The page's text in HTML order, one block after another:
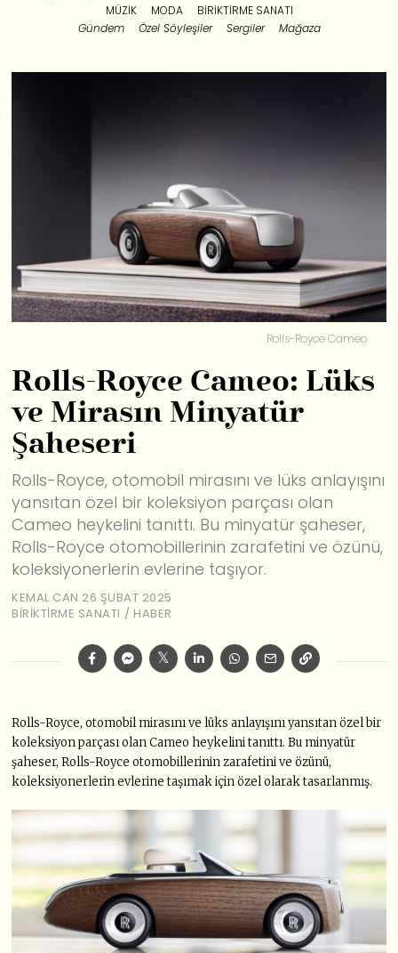
MÜZIK
MODA
BIRIKTIRME SANATI
Gündem
Özel Söyleşiler Sergiler Mağaza
Rolls-Royce Cameo
Rolls-Royce Cameo: Lüks
ve Mirasın Minyatür
Şaheseri
Rolls-Royce, otomobil mirasını ve lüks anlayışını
yansıtan özel bir koleksiyon parçası olan
Cameo heykelini tanıttı. Bu minyatür şaheser,
Rolls-Royce otomobillerinin zarafetini ve özünü,
koleksiyonerlerin evlerine taşıyor.
KEMAL CAN 26 ŞUBAT 2025
BIRIKTIRME SANATI / HABER
Rolls-Royce, otomobil mirasını ve lüks anlayışını yansıtan özel bir
koleksiyon parçası olan Cameo heykelini tanıttı. Bu minyatür
şaheser, Rolls-Royce otomobillerinin zarafetini ve özünü,
koleksiyonerlerin evlerine taşımak için özel olarak tasarlanmış.